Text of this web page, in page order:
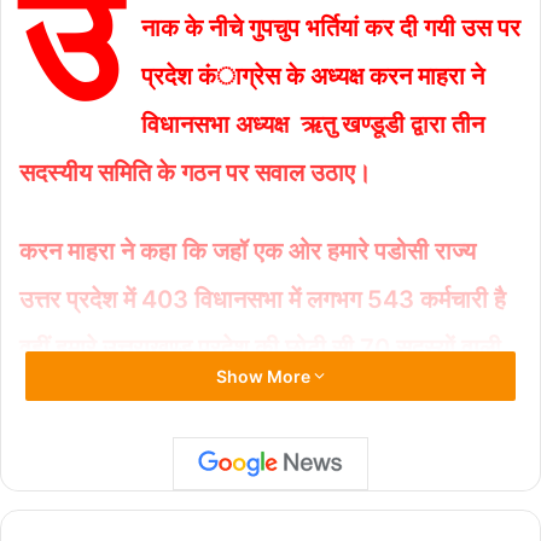
e
b
o
k
s
A
p
p
l
y
Li
n
k
e
नाक के नीचे गुपचुप भर्तियां कर दी गयी उस पर
प्रदेश कंाग्रेस के अध्यक्ष करन माहरा ने
विधानसभा अध्यक्ष ऋतु खण्डूडी द्वारा तीन
सदस्यीय समिति के गठन पर सवाल उठाए।
करन माहरा ने कहा कि जहॉ एक ओर हमारे पडोसी राज्य
उत्तर प्रदेश में 403 विधानसभा में लगभग 543 कर्मचारी है
वहीं हमारे उत्तराखण्ड प्रदेश की छोटी सी 70 सदस्यों वाली
विधानसभा में 560 से अधिक कर्मचारी कार्यरत होना अपने
आप में नियुक्तियों में हुई बंदरबाट की ओर ईशारा करता हैं।
Show More